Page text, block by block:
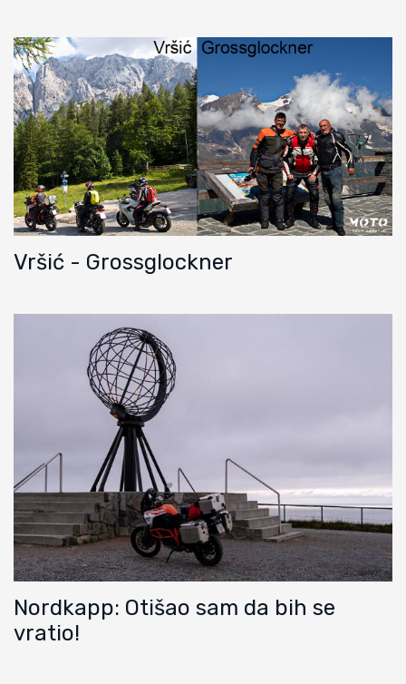
Vršić - Grossglockner
Nordkapp: Otišao sam da bih se
vratio!